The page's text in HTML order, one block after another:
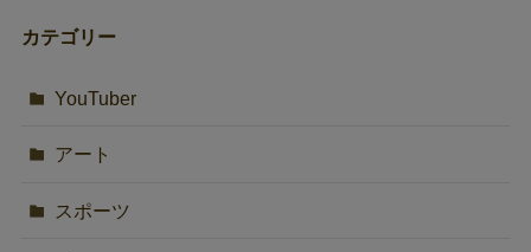
カテゴリー
YouTuber
アート
スポーツ